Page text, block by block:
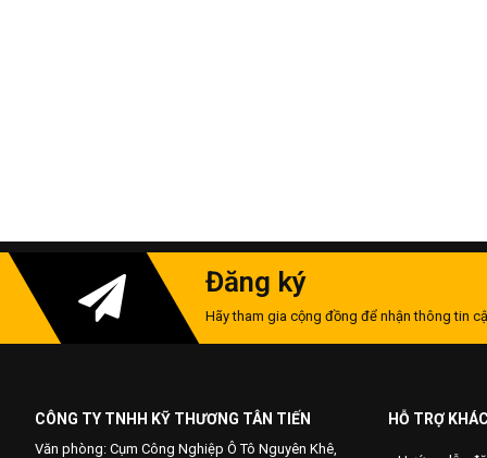
Đăng ký
Hãy tham gia cộng đồng để nhận thông tin
CÔNG TY TNHH KỸ THƯƠNG TÂN TIẾN
Văn phòng: Cụm Công Nghiệp Ô Tô Nguyên Khê,
HỖ TRỢ